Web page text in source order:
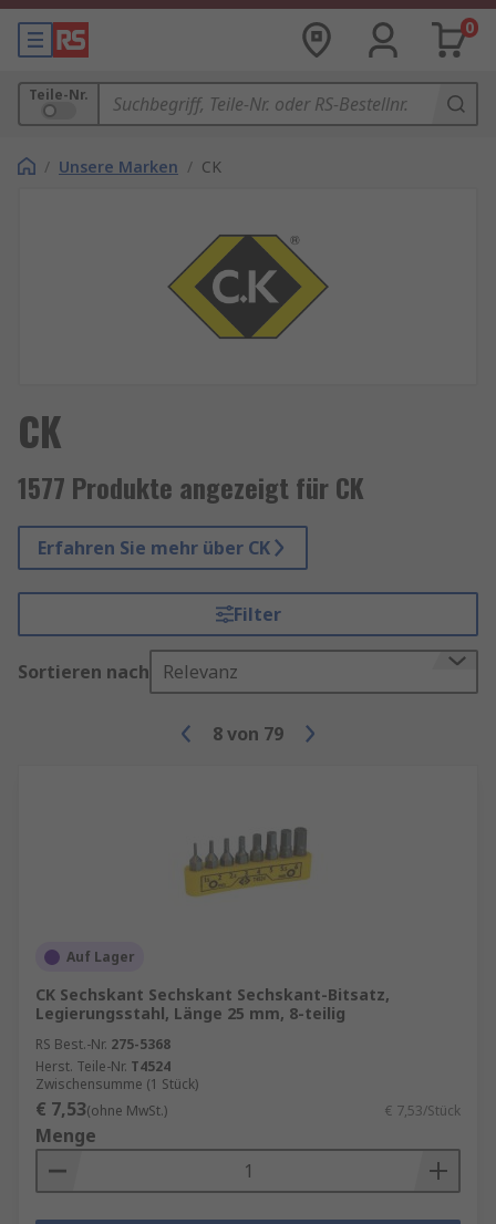
0
Teile-Nr.
/ Unsere Marken / CK
CK
1577 Produkte angezeigt für CK
Erfahren Sie mehr über CK
Filter
Sortieren nach Relevanz
8von 79
Auf Lager
CK Sechskant Sechskant Sechskant-Bitsatz,
Legierungsstahl, Länge 25 mm, 8-teilig
RS Best.-Nr. 275-5368
Herst. Teile-Nr. T4524
Zwischensumme (1 Stück)
€ 7,53(ohne MwSt.) € 7,53/Stück
Menge